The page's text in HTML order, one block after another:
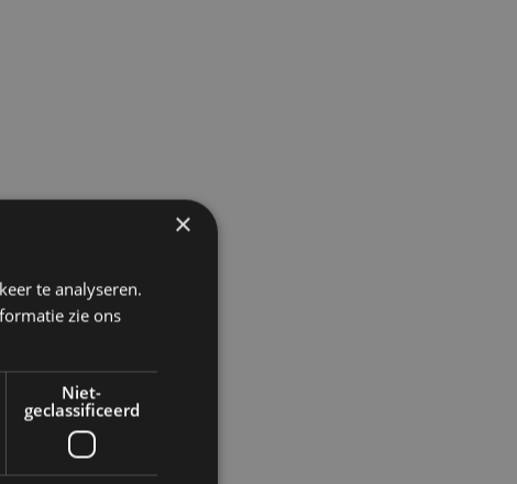
×
te analyseren.
zie ons
Niet-
geclassificeerd